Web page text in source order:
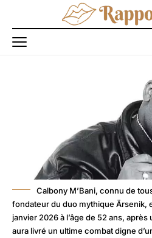
Calbony M’Bani, connu de
fondateur du duo mythique Ärsenik,
janvier 2026 à l’âge de 52 ans,
aura livré un ultime combat digne